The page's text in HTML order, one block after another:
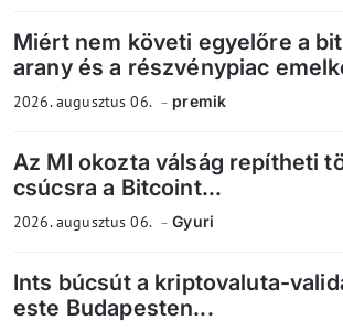
Miért nem követi egyelőre a
arany és a részvénypiac
2026. augusztus 06. premik
Az MI okozta válság repítheti
csúcsra a Bitcoint...
2026. augusztus 06. Gyuri
Ints búcsút a kriptovaluta-
este Budapesten...